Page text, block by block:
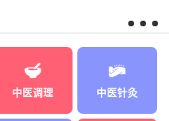
中医调理 中医针灸